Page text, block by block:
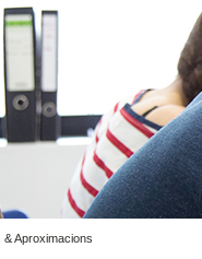
& Aproximacions